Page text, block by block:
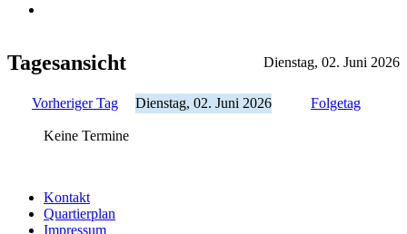
Tagesansicht Dienstag, 02. Juni 2026
Vorheriger Tag Dienstag, 02. Juni 2026 Folgetag
Keine Termine
Kontakt
Quartierplan
Impressum